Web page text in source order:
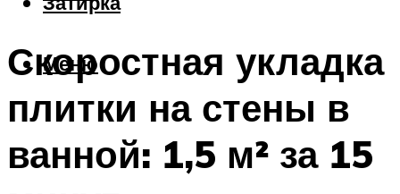
Меню
Скоростная укладка
плитки на стены в
ванной: 1,5 м² за 15